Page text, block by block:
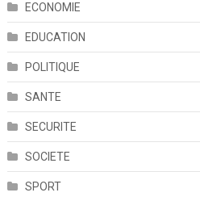
ECONOMIE
EDUCATION
POLITIQUE
SANTE
SECURITE
SOCIETE
SPORT